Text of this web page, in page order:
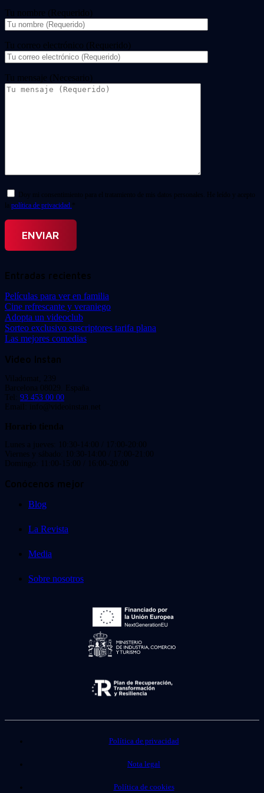
Tu nombre (Requerido)
Tu correo electrónico (Requerido)
Tu mensaje (Necesario)
Doy mi consentimiento para el tratamiento de mis datos personales. He leído y acepto
la política de privacidad. *
Entradas recientes
Películas para ver en familia
Cine refrescante y veraniego
Adopta un videoclub
Sorteo exclusivo suscriptores tarifa plana
Las mejores comedias
Video Instan
Viladomat, 239
Barcelona 08029. España.
Tel: 93 453 00 00
Email: info@videoinstan.net
Horario tienda
Lunes a jueves: 10:30-14:00 / 17:00-20:00
Viernes y sábado: 10:30-14:00 / 17:00-21:00
Domingo: 11:00-15:00 / 16:00-20:00
Conócenos mejor
Blog
La Revista
Media
Sobre nosotros
Política de privacidad
Nota legal
Política de cookies